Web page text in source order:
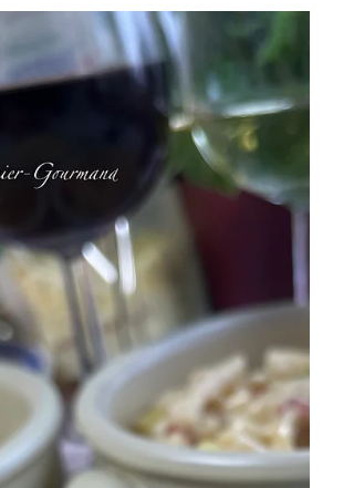
suisses précédentes, la...